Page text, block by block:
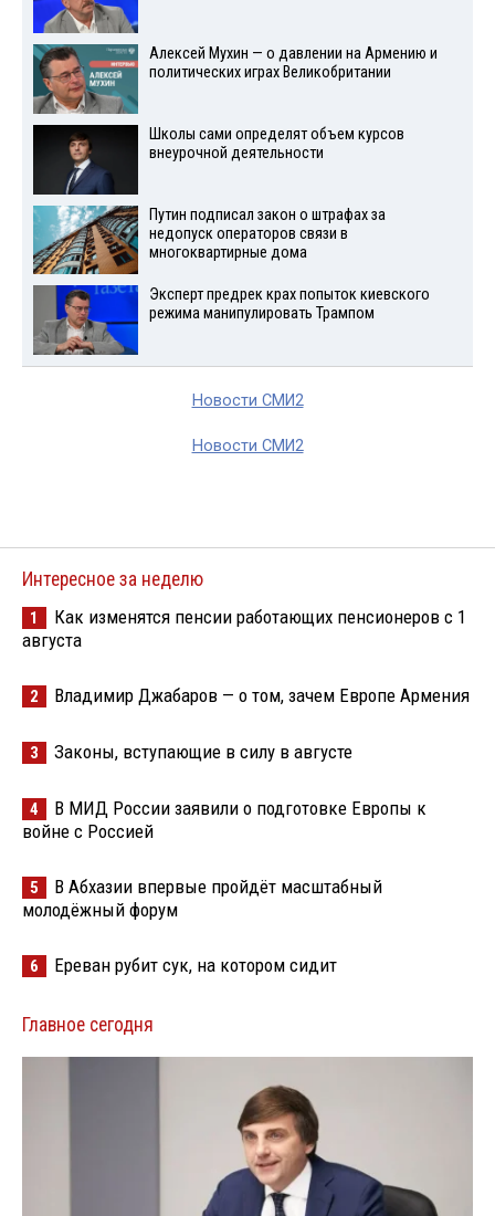
Алексей Мухин — о давлении на Армению и
политических играх Великобритании
Школы сами определят объем курсов
внеурочной деятельности
Путин подписал закон о штрафах за
недопуск операторов связи в
многоквартирные дома
Эксперт предрек крах попыток киевского
режима манипулировать Трампом
Новости СМИ2
Новости СМИ2
Интересное за неделю
1
Как изменятся пенсии работающих пенсионеров с 1
августа
2 Владимир Джабаров — о том, зачем Европе Армения
3 Законы, вступающие в силу в августе
4
В МИД России заявили о подготовке Европы к
войне с Россией
5
В Абхазии впервые пройдёт масштабный
молодёжный форум
6 Ереван рубит сук, на котором сидит
Главное сегодня